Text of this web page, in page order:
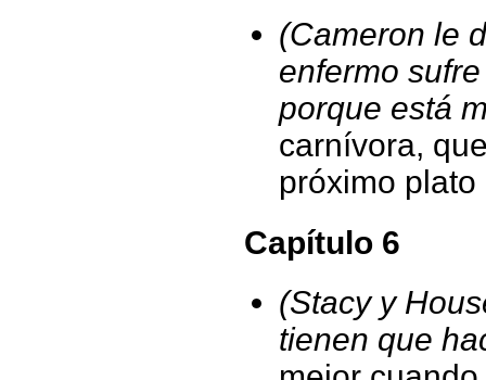
(Cameron le
enfermo
porque está
carnívora,
próximo
Capítulo 6
(Stacy y
tienen que